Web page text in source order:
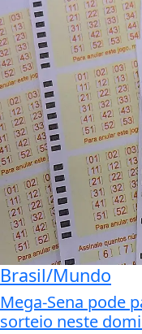
Brasil/Mundo
Mega-Sena pode
sorteio neste